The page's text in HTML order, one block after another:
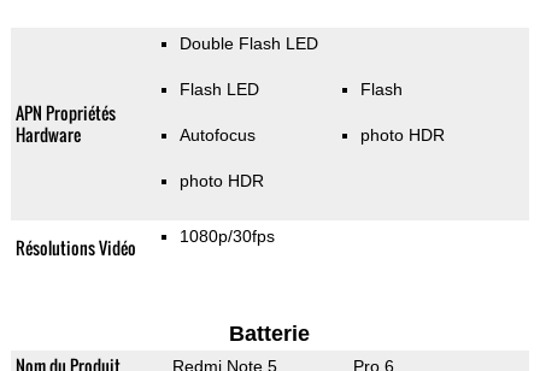
APN Propriétés
Hardware
Double Flash LED
Flash LED
Autofocus
photo HDR
Flash
photo HDR
Résolutions Vidéo 1080p/30fps
Batterie
Nom du Produit Redmi Note 5 Pro 6